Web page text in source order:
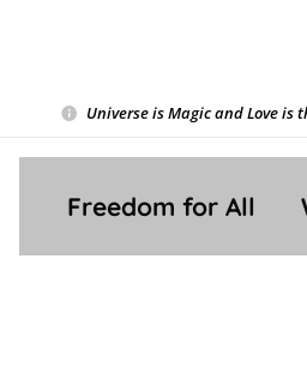
Universe is Magic and Love is
Freedom for All ❤️